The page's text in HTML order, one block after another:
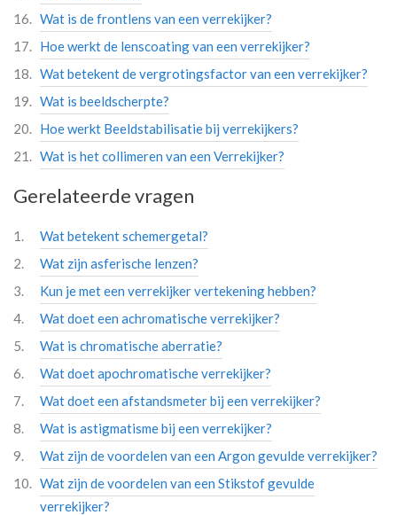
Wat is de frontlens van een verrekijker?
Hoe werkt de lenscoating van een verrekijker?
Wat betekent de vergrotingsfactor van een verrekijker?
Wat is beeldscherpte?
Hoe werkt Beeldstabilisatie bij verrekijkers?
Wat is het collimeren van een Verrekijker?
Gerelateerde vragen
Wat betekent schemergetal?
Wat zijn asferische lenzen?
Kun je met een verrekijker vertekening hebben?
Wat doet een achromatische verrekijker?
Wat is chromatische aberratie?
Wat doet apochromatische verrekijker?
Wat doet een afstandsmeter bij een verrekijker?
Wat is astigmatisme bij een verrekijker?
Wat zijn de voordelen van een Argon gevulde verrekijker?
Wat zijn de voordelen van een Stikstof gevulde
verrekijker?